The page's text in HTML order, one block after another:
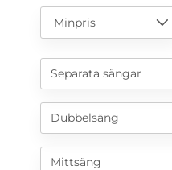
Minpris
Separata sängar
Dubbelsäng
Mittsäng